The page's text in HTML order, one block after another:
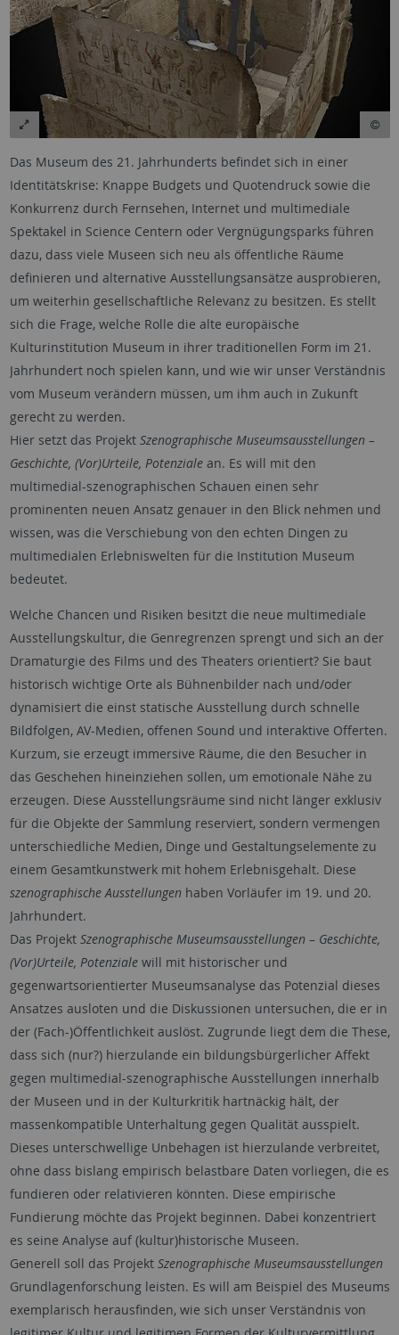
Das Museum des 21. Jahrhunderts befindet sich in einer
Identitätskrise: Knappe Budgets und Quotendruck sowie die
Konkurrenz durch Fernsehen, Internet und multimediale
Spektakel in Science Centern oder Vergnügungsparks führen
dazu, dass viele Museen sich neu als öffentliche Räume
definieren und alternative Ausstellungsansätze ausprobieren,
um weiterhin gesellschaftliche Relevanz zu besitzen. Es stellt
sich die Frage, welche Rolle die alte europäische
Kulturinstitution Museum in ihrer traditionellen Form im 21.
Jahrhundert noch spielen kann, und wie wir unser Verständnis
vom Museum verändern müssen, um ihm auch in Zukunft
gerecht zu werden.
Hier setzt das Projekt Szenographische Museumsausstellungen –
Geschichte, (Vor)Urteile, Potenzialean. Es will mit den
multimedial-szenographischen Schauen einen sehr
prominenten neuen Ansatz genauer in den Blick nehmen und
wissen, was die Verschiebung von den echten Dingen zu
multimedialen Erlebniswelten für die Institution Museum
bedeutet.
Welche Chancen und Risiken besitzt die neue multimediale
Ausstellungskultur, die Genregrenzen sprengt und sich an der
Dramaturgie des Films und des Theaters orientiert? Sie baut
historisch wichtige Orte als Bühnenbilder nach und/oder
dynamisiert die einst statische Ausstellung durch schnelle
Bildfolgen, AV-Medien, offenen Sound und interaktive Offerten.
Kurzum, sie erzeugt immersive Räume, die den Besucher in
das Geschehen hineinziehen sollen, um emotionale Nähe zu
erzeugen. Diese Ausstellungsräume sind nicht länger exklusiv
für die Objekte der Sammlung reserviert, sondern vermengen
unterschiedliche Medien, Dinge und Gestaltungselemente zu
einem Gesamtkunstwerk mit hohem Erlebnisgehalt. Diese
szenographische Ausstellungen haben Vorläufer im 19. und 20.
Jahrhundert.
Das Projekt Szenographische Museumsausstellungen – Geschichte,
(Vor)Urteile, Potenzialewill mit historischer und
gegenwartsorientierter Museumsanalyse das Potenzial dieses
Ansatzes ausloten und die Diskussionen untersuchen, die er in
der (Fach-)Öffentlichkeit auslöst. Zugrunde liegt dem die These,
dass sich (nur?) hierzulande ein bildungsbürgerlicher Affekt
gegen multimedial-szenographische Ausstellungen innerhalb
der Museen und in der Kulturkritik hartnäckig hält, der
massenkompatible Unterhaltung gegen Qualität ausspielt.
Dieses unterschwellige Unbehagen ist hierzulande verbreitet,
ohne dass bislang empirisch belastbare Daten vorliegen, die es
fundieren oder relativieren könnten. Diese empirische
Fundierung möchte das Projekt beginnen. Dabei konzentriert
es seine Analyse auf (kultur)historische Museen.
Generell soll das Projekt Szenographische Museumsausstellungen
Grundlagenforschung leisten. Es will am Beispiel des Museums
exemplarisch herausfinden, wie sich unser Verständnis von